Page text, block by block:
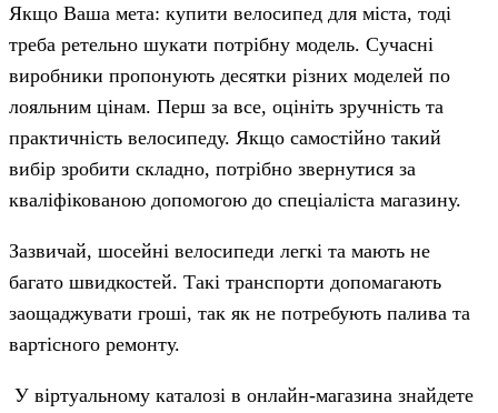
Якщо Ваша мета: купити велосипед для міста, тоді
треба ретельно шукати потрібну модель. Сучасні
виробники пропонують десятки різних моделей по
лояльним цінам. Перш за все, оцініть зручність та
практичність велосипеду. Якщо самостійно такий
вибір зробити складно, потрібно звернутися за
кваліфікованою допомогою до спеціаліста магазину.
Зазвичай, шосейні велосипеди легкі та мають не
багато швидкостей. Такі транспорти допомагають
заощаджувати гроші, так як не потребують палива та
вартісного ремонту.
У віртуальному каталозі в онлайн-магазина знайдете